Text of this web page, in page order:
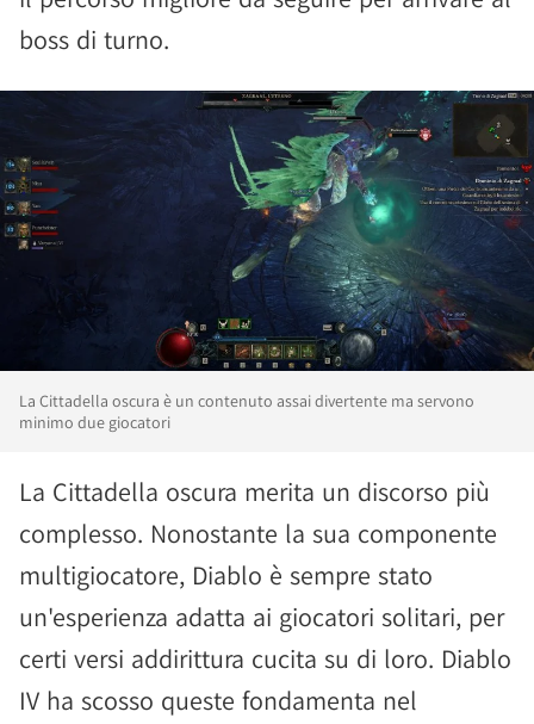
boss di turno.
La Cittadella oscura è un contenuto assai divertente ma servono
minimo due giocatori
La Cittadella oscura merita un discorso più
complesso. Nonostante la sua componente
multigiocatore, Diablo è sempre stato
un'esperienza adatta ai giocatori solitari, per
certi versi addirittura cucita su di loro. Diablo
IV ha scosso queste fondamenta nel